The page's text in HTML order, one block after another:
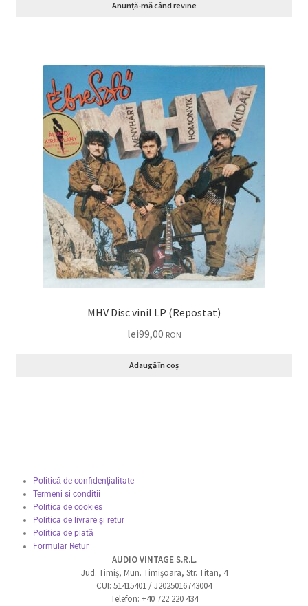
Anunță-mă când revine
MHV Disc vinil LP (Repostat)
lei99,00 RON
Adaugă în coș
Politică de confidențialitate
Termeni si conditii
Politica de cookies
Politica de livrare și retur
Politica de plată
Formular Retur
AUDIO VINTAGE S.R.L.
Jud. Timiș, Mun. Timișoara, Str. Titan, 4
CUI: 51415401 / J2025016743004
Telefon: +40 722 220 434